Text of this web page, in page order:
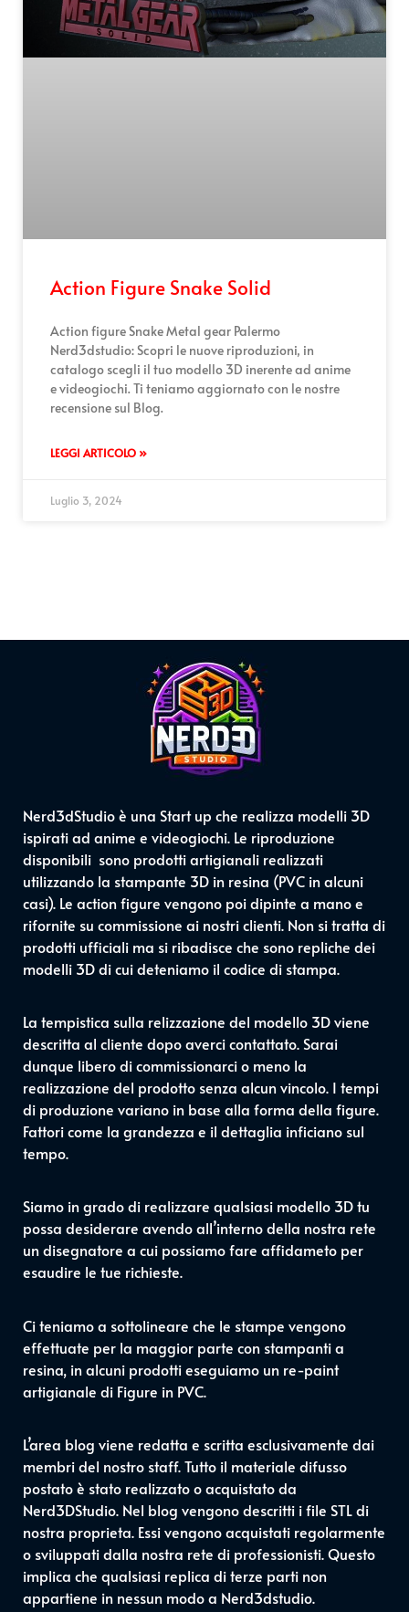
Action Figure Snake Solid
Action figure Snake Metal gear Palermo
Nerd3dstudio: Scopri le nuove riproduzioni, in
catalogo scegli il tuo modello 3D inerente ad anime
e videogiochi. Ti teniamo aggiornato con le nostre
recensione sul Blog.
LEGGI ARTICOLO »
Luglio 3, 2024
Nerd3dStudio è una Start up che realizza modelli 3D
ispirati ad anime e videogiochi. Le riproduzione
disponibili sono prodotti artigianali realizzati
utilizzando la stampante 3D in resina (PVC in alcuni
casi). Le action figure vengono poi dipinte a mano e
rifornite su commissione ai nostri clienti. Non si tratta di
prodotti ufficiali ma si ribadisce che sono repliche dei
modelli 3D di cui deteniamo il codice di stampa.
La tempistica sulla relizzazione del modello 3D viene
descritta al cliente dopo averci contattato. Sarai
dunque libero di commissionarci o meno la
realizzazione del prodotto senza alcun vincolo. I tempi
di produzione variano in base alla forma della figure.
Fattori come la grandezza e il dettaglia inficiano sul
tempo.
Siamo in grado di realizzare qualsiasi modello 3D tu
possa desiderare avendo all’interno della nostra rete
un disegnatore a cui possiamo fare affidameto per
esaudire le tue richieste.
Ci teniamo a sottolineare che le stampe vengono
effettuate per la maggior parte con stampanti a
resina, in alcuni prodotti eseguiamo un re-paint
artigianale di Figure in PVC.
L’area blog viene redatta e scritta esclusivamente dai
membri del nostro staff. Tutto il materiale difusso
postato è stato realizzato o acquistato da
Nerd3DStudio. Nel blog vengono descritti i file STL di
nostra proprieta. Essi vengono acquistati regolarmente
o sviluppati dalla nostra rete di professionisti. Questo
implica che qualsiasi replica di terze parti non
appartiene in nessun modo a Nerd3dstudio.